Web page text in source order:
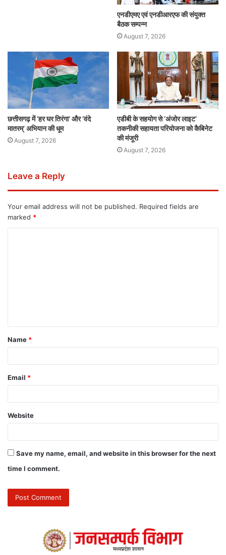
एनडीएमए एवं एनडीआरएफ की संयुक्त
बैठक सम्पन्न
August 7, 2026
छत्तीसगढ़ में ‘हर घर तिरंगा’ और ‘वंदे
मातरम्’ अभियान की धूम
August 7, 2026
एडीबी के सहयोग से ‘अंजोर लाइट’
तकनीकी सहायता परियोजना को कैबिनेट
की मंजूरी
August 7, 2026
Leave a Reply
Your email address will not be published. Required fields are
marked *
Name *
Email *
Website
Save my name, email, and website in this browser for the next
time I comment.